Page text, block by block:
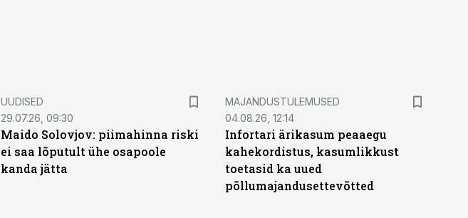
UUDISED
29.07.26, 09:30
Maido Solovjov: piimahinna riski
ei saa lõputult ühe osapoole
kanda jätta
MAJANDUSTULEMUSED
04.08.26, 12:14
Infortari ärikasum peaaegu
kahekordistus, kasumlikkust
toetasid ka uued
põllumajandusettevõtted